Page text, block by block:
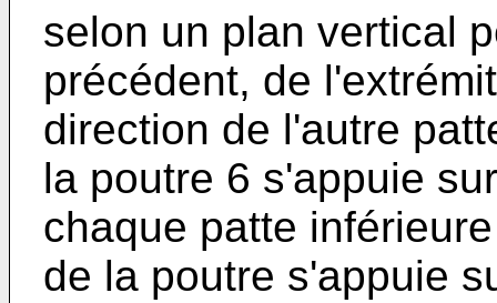
selon un plan vertical
précédent, de
direction de l'autre
la poutre 6 s'appuie
chaque patte
de la poutre s'appuie